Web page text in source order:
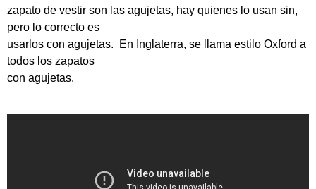
zapato de vestir son las agujetas, hay quienes lo usan sin,
pero lo correcto es
usarlos con agujetas. En Inglaterra, se llama estilo Oxford a
todos los zapatos
con agujetas.